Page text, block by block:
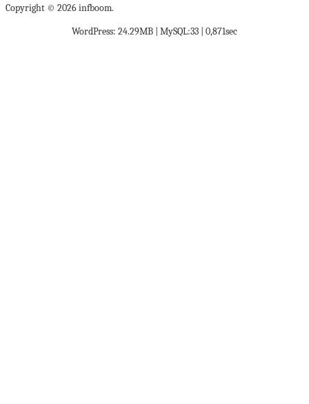
Copyright © 2026 infboom.
WordPress: 24.29MB | MySQL:33 | 0,871sec